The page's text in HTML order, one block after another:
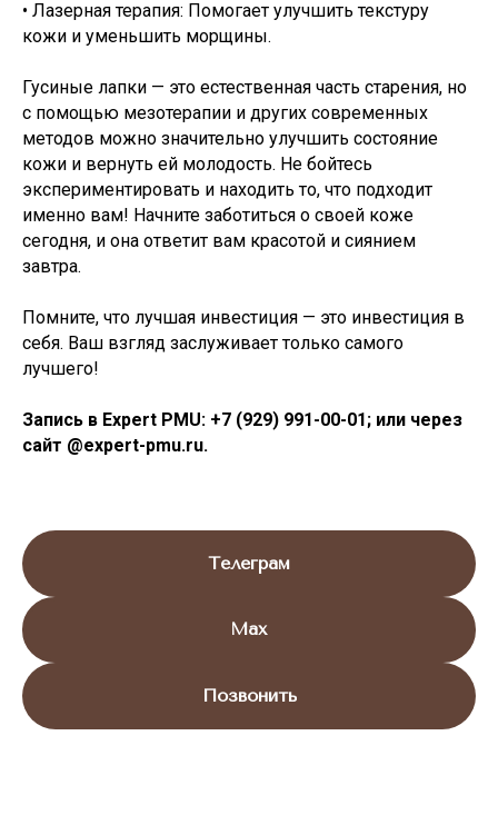
• Лазерная терапия: Помогает улучшить текстуру
кожи и уменьшить морщины.
Гусиные лапки — это естественная часть старения, но
с помощью мезотерапии и других современных
методов можно значительно улучшить состояние
кожи и вернуть ей молодость. Не бойтесь
экспериментировать и находить то, что подходит
именно вам! Начните заботиться о своей коже
сегодня, и она ответит вам красотой и сиянием
завтра.
Помните, что лучшая инвестиция — это инвестиция в
себя. Ваш взгляд заслуживает только самого
лучшего!
Запись в Expert PMU: +7 (929) 991-00-01‬; или через
сайт @expert-pmu.ru.
Телеграм
Max
Позвонить